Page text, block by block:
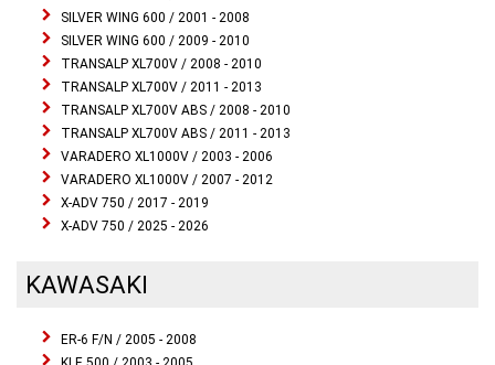
SILVER WING 600 / 2001 - 2008
SILVER WING 600 / 2009 - 2010
TRANSALP XL700V / 2008 - 2010
TRANSALP XL700V / 2011 - 2013
TRANSALP XL700V ABS / 2008 - 2010
TRANSALP XL700V ABS / 2011 - 2013
VARADERO XL1000V / 2003 - 2006
VARADERO XL1000V / 2007 - 2012
X-ADV 750 / 2017 - 2019
X-ADV 750 / 2025 - 2026
KAWASAKI
ER-6 F/N / 2005 - 2008